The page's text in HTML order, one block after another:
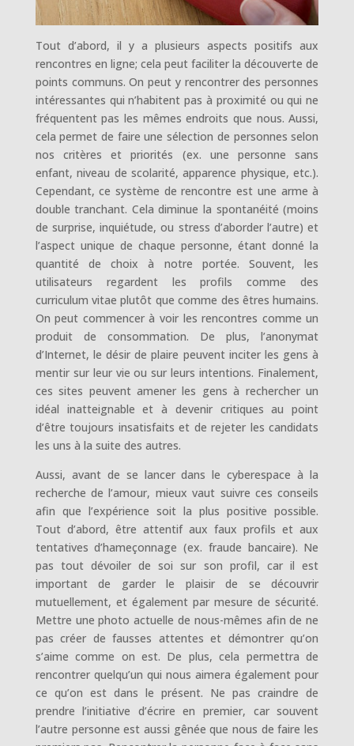
Tout d’abord, il y a plusieurs aspects positifs aux
rencontres en ligne; cela peut faciliter la découverte de
points communs. On peut y rencontrer des personnes
intéressantes qui n’habitent pas à proximité ou qui ne
fréquentent pas les mêmes endroits que nous. Aussi,
cela permet de faire une sélection de personnes selon
nos critères et priorités (ex. une personne sans
enfant, niveau de scolarité, apparence physique, etc.).
Cependant, ce système de rencontre est une arme à
double tranchant. Cela diminue la spontanéité (moins
de surprise, inquiétude, ou stress d’aborder l’autre) et
l’aspect unique de chaque personne, étant donné la
quantité de choix à notre portée. Souvent, les
utilisateurs regardent les profils comme des
curriculum vitae plutôt que comme des êtres humains.
On peut commencer à voir les rencontres comme un
produit de consommation. De plus, l’anonymat
d’Internet, le désir de plaire peuvent inciter les gens à
mentir sur leur vie ou sur leurs intentions. Finalement,
ces sites peuvent amener les gens à rechercher un
idéal inatteignable et à devenir critiques au point
d’être toujours insatisfaits et de rejeter les candidats
les uns à la suite des autres.
Aussi, avant de se lancer dans le cyberespace à la
recherche de l’amour, mieux vaut suivre ces conseils
afin que l’expérience soit la plus positive possible.
Tout d’abord, être attentif aux faux profils et aux
tentatives d’hameçonnage (ex. fraude bancaire). Ne
pas tout dévoiler de soi sur son profil, car il est
important de garder le plaisir de se découvrir
mutuellement, et également par mesure de sécurité.
Mettre une photo actuelle de nous-mêmes afin de ne
pas créer de fausses attentes et démontrer qu’on
s’aime comme on est. De plus, cela permettra de
rencontrer quelqu’un qui nous aimera également pour
ce qu’on est dans le présent. Ne pas craindre de
prendre l’initiative d’écrire en premier, car souvent
l’autre personne est aussi gênée que nous de faire les